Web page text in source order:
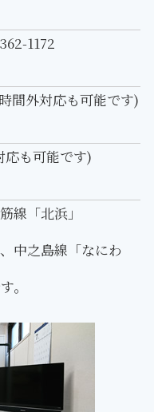
1172
間外対応も可能です)
も可能です)
線「北浜」
中之島線「なにわ
。